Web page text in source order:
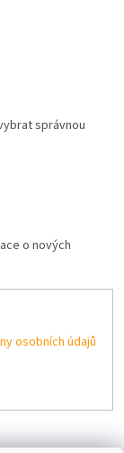
správnou
o nových
osobních údajů